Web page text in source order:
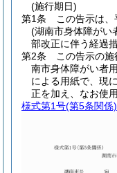
(施行期日)
第1条
この告示は、
(湖南市身体障がい
部改正に伴う経過
第2条
この告示の
南市身体障がい者
による用紙で、現
正を加え、なお使
様式第1号(第5条関係)